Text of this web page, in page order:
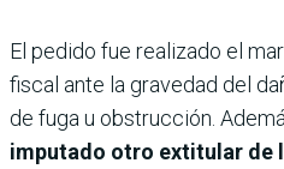
El pedido fue realizado el
fiscal ante la gravedad del
de fuga u obstrucción.
imputado otro extitular de